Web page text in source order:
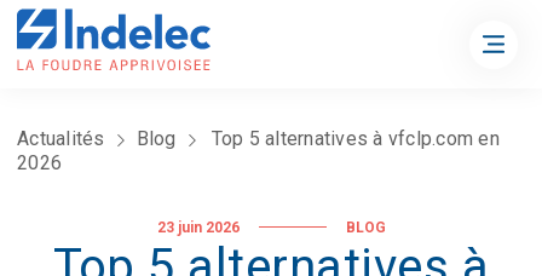
Actualités Blog
Top 5 alternatives à vfclp.com en
2026
23 juin 2026 BLOG